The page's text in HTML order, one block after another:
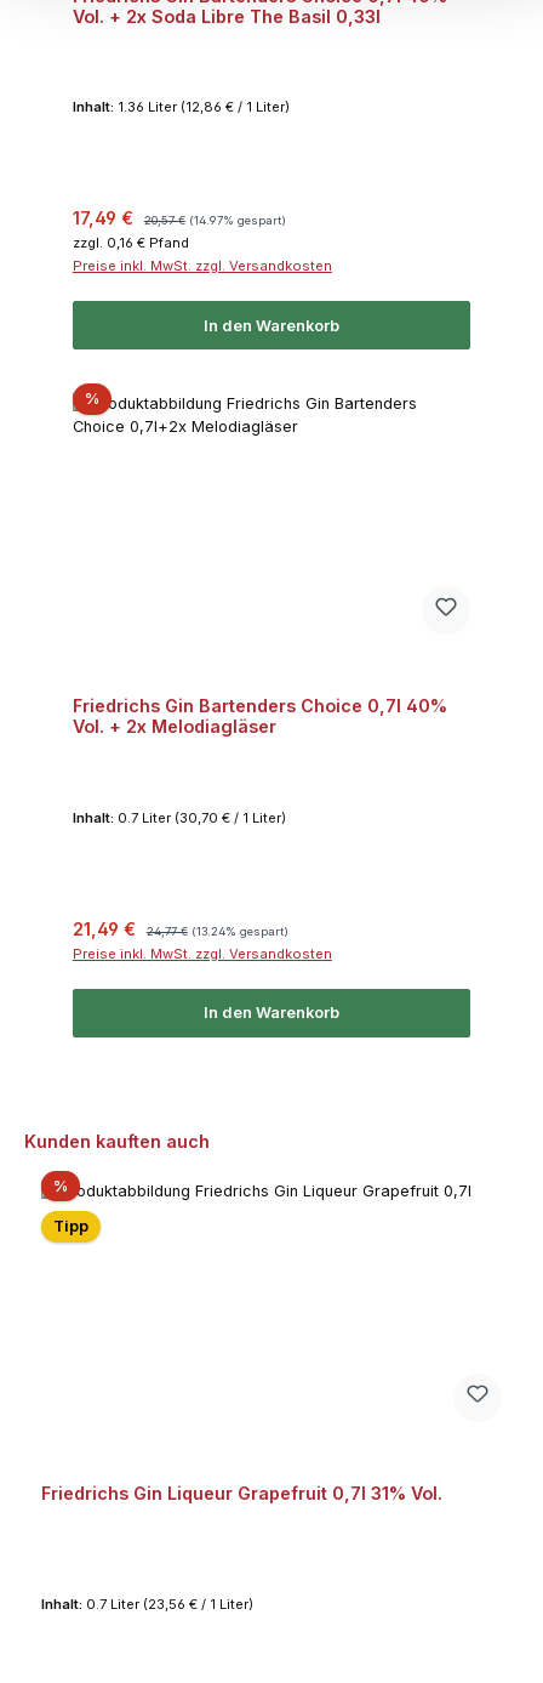
Vol. + 2x Soda Libre The Basil 0,33l
Inhalt: 1.36 Liter (12,86 € / 1 Liter)
Verkaufspreis:
17,49 € Regulärer Preis:
20,57 € (14.97% gespart)
zzgl. 0,16 € Pfand
Preise inkl. MwSt. zzgl. Versandkosten
In den Warenkorb
%Rabatt
Friedrichs Gin Bartenders Choice 0,7l 40%
Vol. + 2x Melodiagläser
Inhalt: 0.7 Liter (30,70 € / 1 Liter)
Verkaufspreis:
21,49 € 24,77 € (13.24% gespart)
Preise inkl. MwSt. zzgl. Versandkosten
In den Warenkorb
Produktgalerie überspringen
Kunden kauften auch
%Rabatt
Tipp
Friedrichs Gin Liqueur Grapefruit 0,7l 31% Vol.
Inhalt: 0.7 Liter (23,56 € / 1 Liter)